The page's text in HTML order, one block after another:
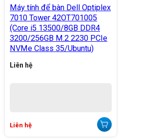
Máy tính để bàn Dell Optiplex
7010 Tower 42OT701005
(Core i5 13500/8GB DDR4
3200/256GB M.2 2230 PCIe
NVMe Class 35/Ubuntu)
Liên hệ
Liên hệ